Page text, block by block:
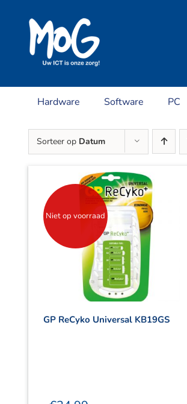
Hardware Software PC
Sorteer op Datum
Niet op voorraad
GP ReCyko Universal KB19GS